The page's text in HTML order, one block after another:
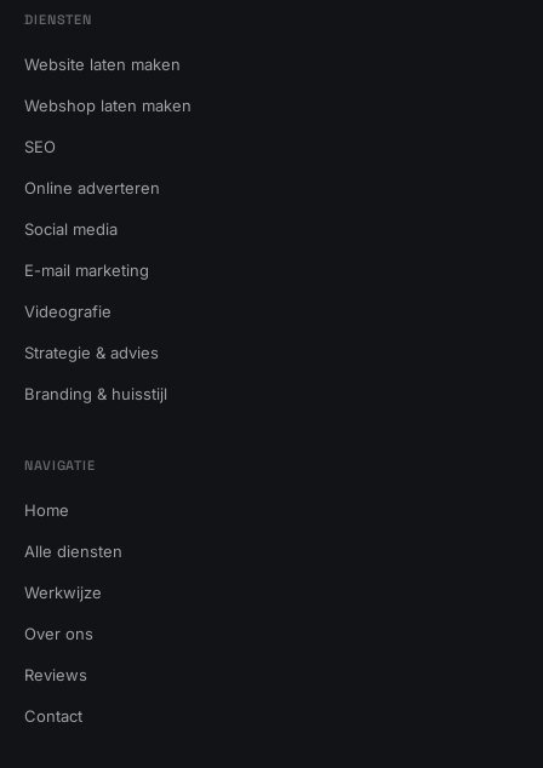
DIENSTEN
Website laten maken
Webshop laten maken
SEO
Online adverteren
Social media
E-mail marketing
Videografie
Strategie & advies
Branding & huisstijl
NAVIGATIE
Home
Alle diensten
Werkwijze
Over ons
Reviews
Contact